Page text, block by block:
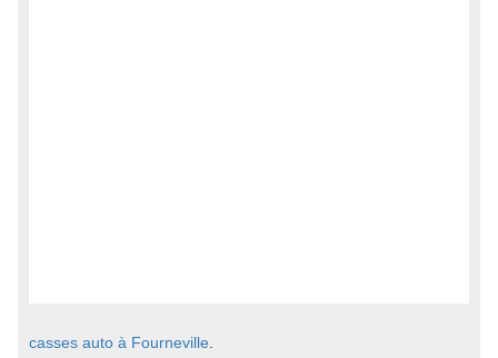
casses auto à Fourneville